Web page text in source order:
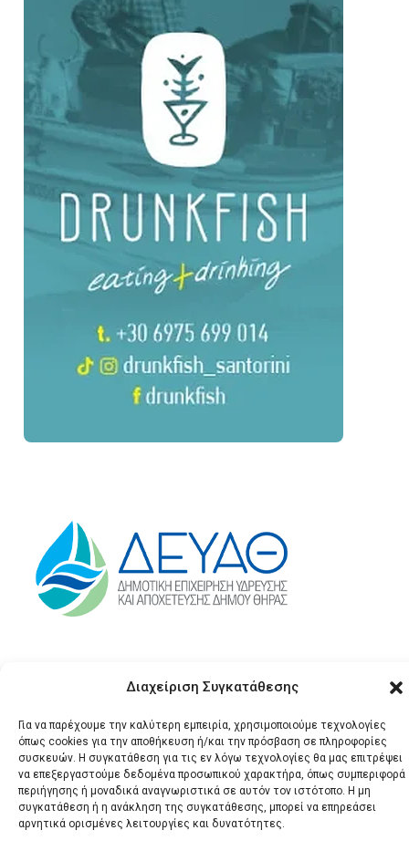
Διαχείριση Συγκατάθεσης
Για να παρέχουμε την καλύτερη εμπειρία, χρησιμοποιούμε τεχνολογίες
όπως cookies για την αποθήκευση ή/και την πρόσβαση σε πληροφορίες
συσκευών. Η συγκατάθεση για τις εν λόγω τεχνολογίες θα μας επιτρέψει
να επεξεργαστούμε δεδομένα προσωπικού χαρακτήρα, όπως συμπεριφορά
περιήγησης ή μοναδικά αναγνωριστικά σε αυτόν τον ιστότοπο. Η μη
συγκατάθεση ή η ανάκληση της συγκατάθεσης, μπορεί να επηρεάσει
αρνητικά ορισμένες λειτουργίες και δυνατότητες.
© 2026 Santonews - Όλα
τα δικαιώματα
κατοχυρωμένα.